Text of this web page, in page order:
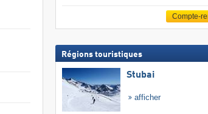
Compte-
Régions touristiques
Stubai
afficher